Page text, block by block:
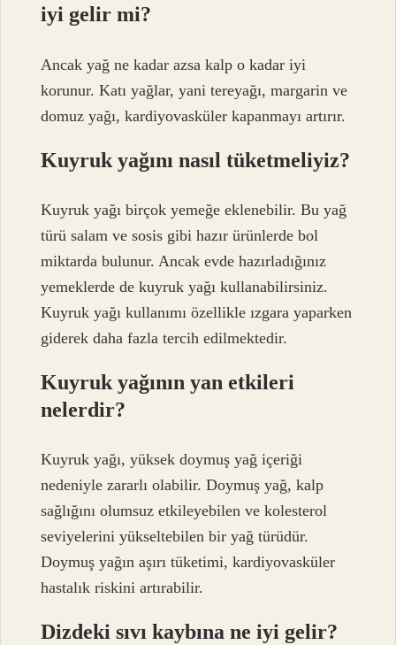
iyi gelir mi?
Ancak yağ ne kadar azsa kalp o kadar iyi
korunur. Katı yağlar, yani tereyağı, margarin ve
domuz yağı, kardiyovasküler kapanmayı artırır.
Kuyruk yağını nasıl tüketmeliyiz?
Kuyruk yağı birçok yemeğe eklenebilir. Bu yağ
türü salam ve sosis gibi hazır ürünlerde bol
miktarda bulunur. Ancak evde hazırladığınız
yemeklerde de kuyruk yağı kullanabilirsiniz.
Kuyruk yağı kullanımı özellikle ızgara yaparken
giderek daha fazla tercih edilmektedir.
Kuyruk yağının yan etkileri
nelerdir?
Kuyruk yağı, yüksek doymuş yağ içeriği
nedeniyle zararlı olabilir. Doymuş yağ, kalp
sağlığını olumsuz etkileyebilen ve kolesterol
seviyelerini yükseltebilen bir yağ türüdür.
Doymuş yağın aşırı tüketimi, kardiyovasküler
hastalık riskini artırabilir.
Dizdeki sıvı kaybına ne iyi gelir?